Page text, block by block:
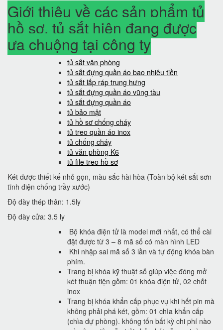
Giới thiệu về các sản phẩm tủ
hồ sơ, tủ sắt hiện đang được
ưa chuộng tại công ty
tủ sắt văn phòng
tủ sắt đựng quần áo bao nhiêu tiền
tủ sắt lắp ráp trung hưng
tủ sắt đựng quần áo vũng tàu
tủ sắt đựng quần áo
tủ bảo mật
tủ hồ sơ chống cháy
tủ treo quần áo inox
tủ chống cháy
tủ văn phòng K6
tủ file treo hồ sơ
Két được thiết kế nhỏ gọn, màu sắc hài hòa (Toàn bộ két sắt sơn
tĩnh điện chống trầy xước)
Độ dày thép thân: 1.5ly
Độ dày cửa: 3.5 ly
Bộ khóa điện tử là model mới nhất, có thể cài
đặt được từ 3 – 8 mã số có màn hình LED
Khi nhập sai mã số 3 lần và tự động khóa bàn
phím.
Trang bị khóa kỹ thuật số giúp việc đóng mở
két thuận tiện gồm: 01 khóa điện tử, 02 chốt
inox
Trang bị khóa khẩn cấp phục vụ khi hết pin mà
không phải phá két, gồm: 01 chìa khẩn cấp
(chìa dự phòng). không tốn bất kỳ chi phí nào